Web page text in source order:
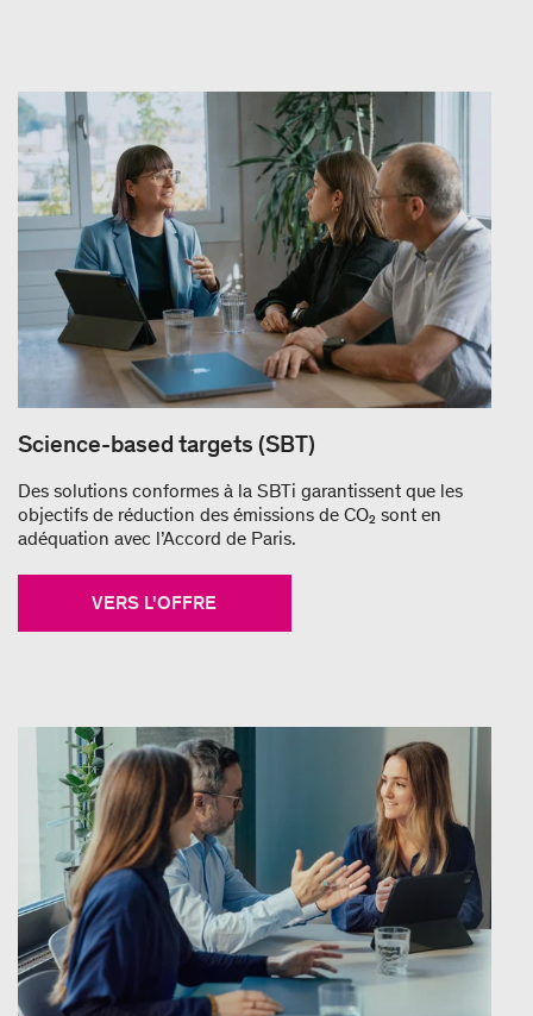
Science-based targets (SBT)
Des solutions conformes à la SBTi garantissent que les
objectifs de réduction des émissions de CO₂ sont en
adéquation avec l’Accord de Paris.
VERS L'OFFRE